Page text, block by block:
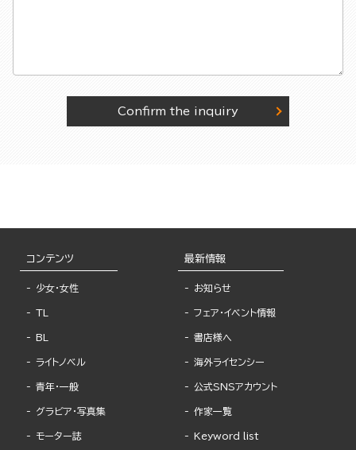
Confirm the inquiry
コンテンツ
少女・女性
TL
BL
ライトノベル
青年・一般
グラビア・写真集
モーター誌
最新情報
お知らせ
フェア・イベント情報
書店様へ
海外ライセンシー
公式SNSアカウント
作家一覧
Keyword list